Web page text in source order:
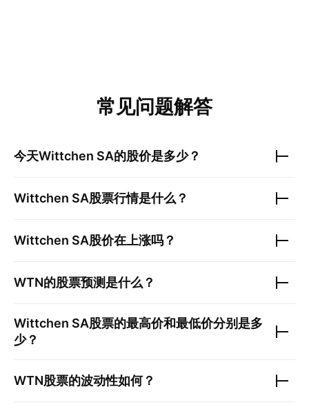
常见问题解答
今天Wittchen SA的股价是多少？
Wittchen SA股票行情是什么？
Wittchen SA股价在上涨吗？
WTN的股票预测是什么？
Wittchen SA股票的最高价和最低价分别是多
少？
WTN股票的波动性如何？